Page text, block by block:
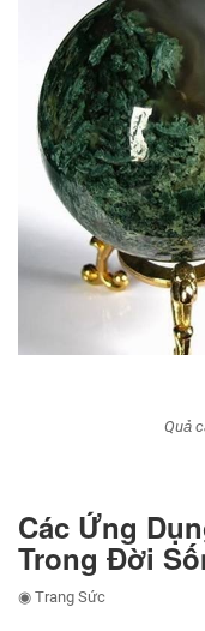
Quả
Các Ứng
Trong Đời
◉ Trang Sức